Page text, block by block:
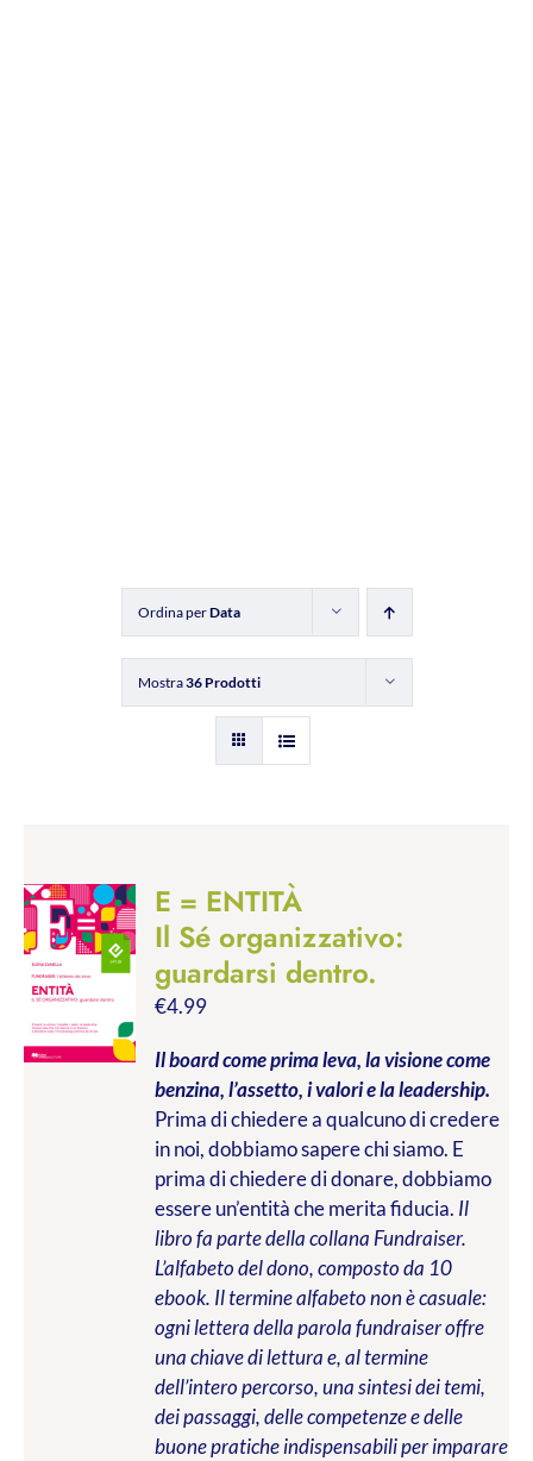
Ordina perData
Mostra36 Prodotti
E = ENTITÀ
Il Sé organizzativo:
guardarsi dentro.
€4.99
Il board come prima leva, la visione come
benzina, l’assetto, i valori e la leadership.
Prima di chiedere a qualcuno di credere
in noi, dobbiamo sapere chi siamo. E
prima di chiedere di donare, dobbiamo
essere un’entità che merita fiducia. Il
libro fa parte della collana Fundraiser.
L’alfabeto del dono, composto da 10
ebook. Il termine alfabeto non è casuale:
ogni lettera della parola fundraiser offre
una chiave di lettura e, al termine
dell’intero percorso, una sintesi dei temi,
dei passaggi, delle competenze e delle
buone pratiche indispensabili per imparare